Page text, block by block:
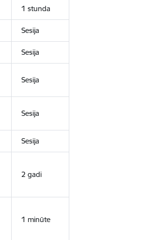
1 stunda
Sesija
Sesija
Sesija
Sesija
Sesija
2 gadi
1 minūte